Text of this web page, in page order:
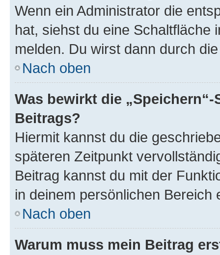
Wenn ein Administrator die
hat, siehst du eine Schaltfläche
melden. Du wirst dann durch
Nach oben
Was bewirkt die
Beitrags?
Hiermit kannst du die
späteren Zeitpunkt
Beitrag kannst du mit der
in deinem persönlichen Bereich
Nach oben
Warum muss mein Beitrag